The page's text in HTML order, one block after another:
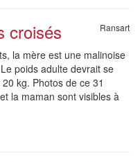
croisés Ransart
la mère est une malinoise
poids adulte devrait se
kg. Photos de ce 31
la maman sont visibles à